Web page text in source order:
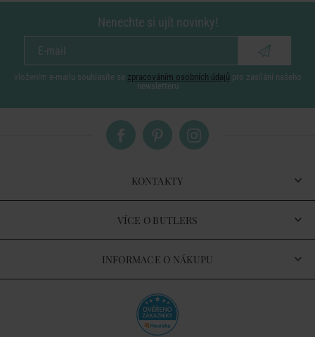
Nenechte si ujít novinky!
vložením e-mailu souhlasíte se zpracováním osobních údajů pro zasílání našeho
newsletteru
KONTAKTY
VÍCE O BUTLERS
INFORMACE O NÁKUPU